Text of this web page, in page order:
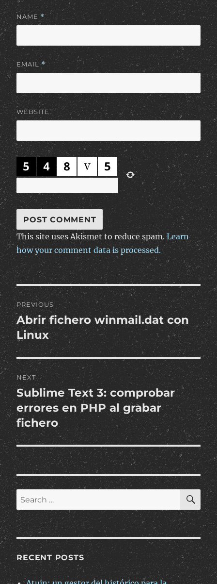
NAME *
EMAIL*
WEBSITE
This site uses Akismet to reduce spam.Learn
how your comment data is processed.
Post
navigation
PREVIOUS
Previous
post:
Abrir fichero winmail.dat con
Linux
NEXT
Next
post:
Sublime Text 3: comprobar
errores en PHP al grabar
fichero
Search
for:
RECENT POSTS